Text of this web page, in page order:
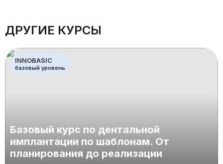
ДРУГИЕ КУРСЫ
INNOBASIC
базовый уровень
Базовый курс по дентальной
имплантации по шаблонам. От
планирования до реализации